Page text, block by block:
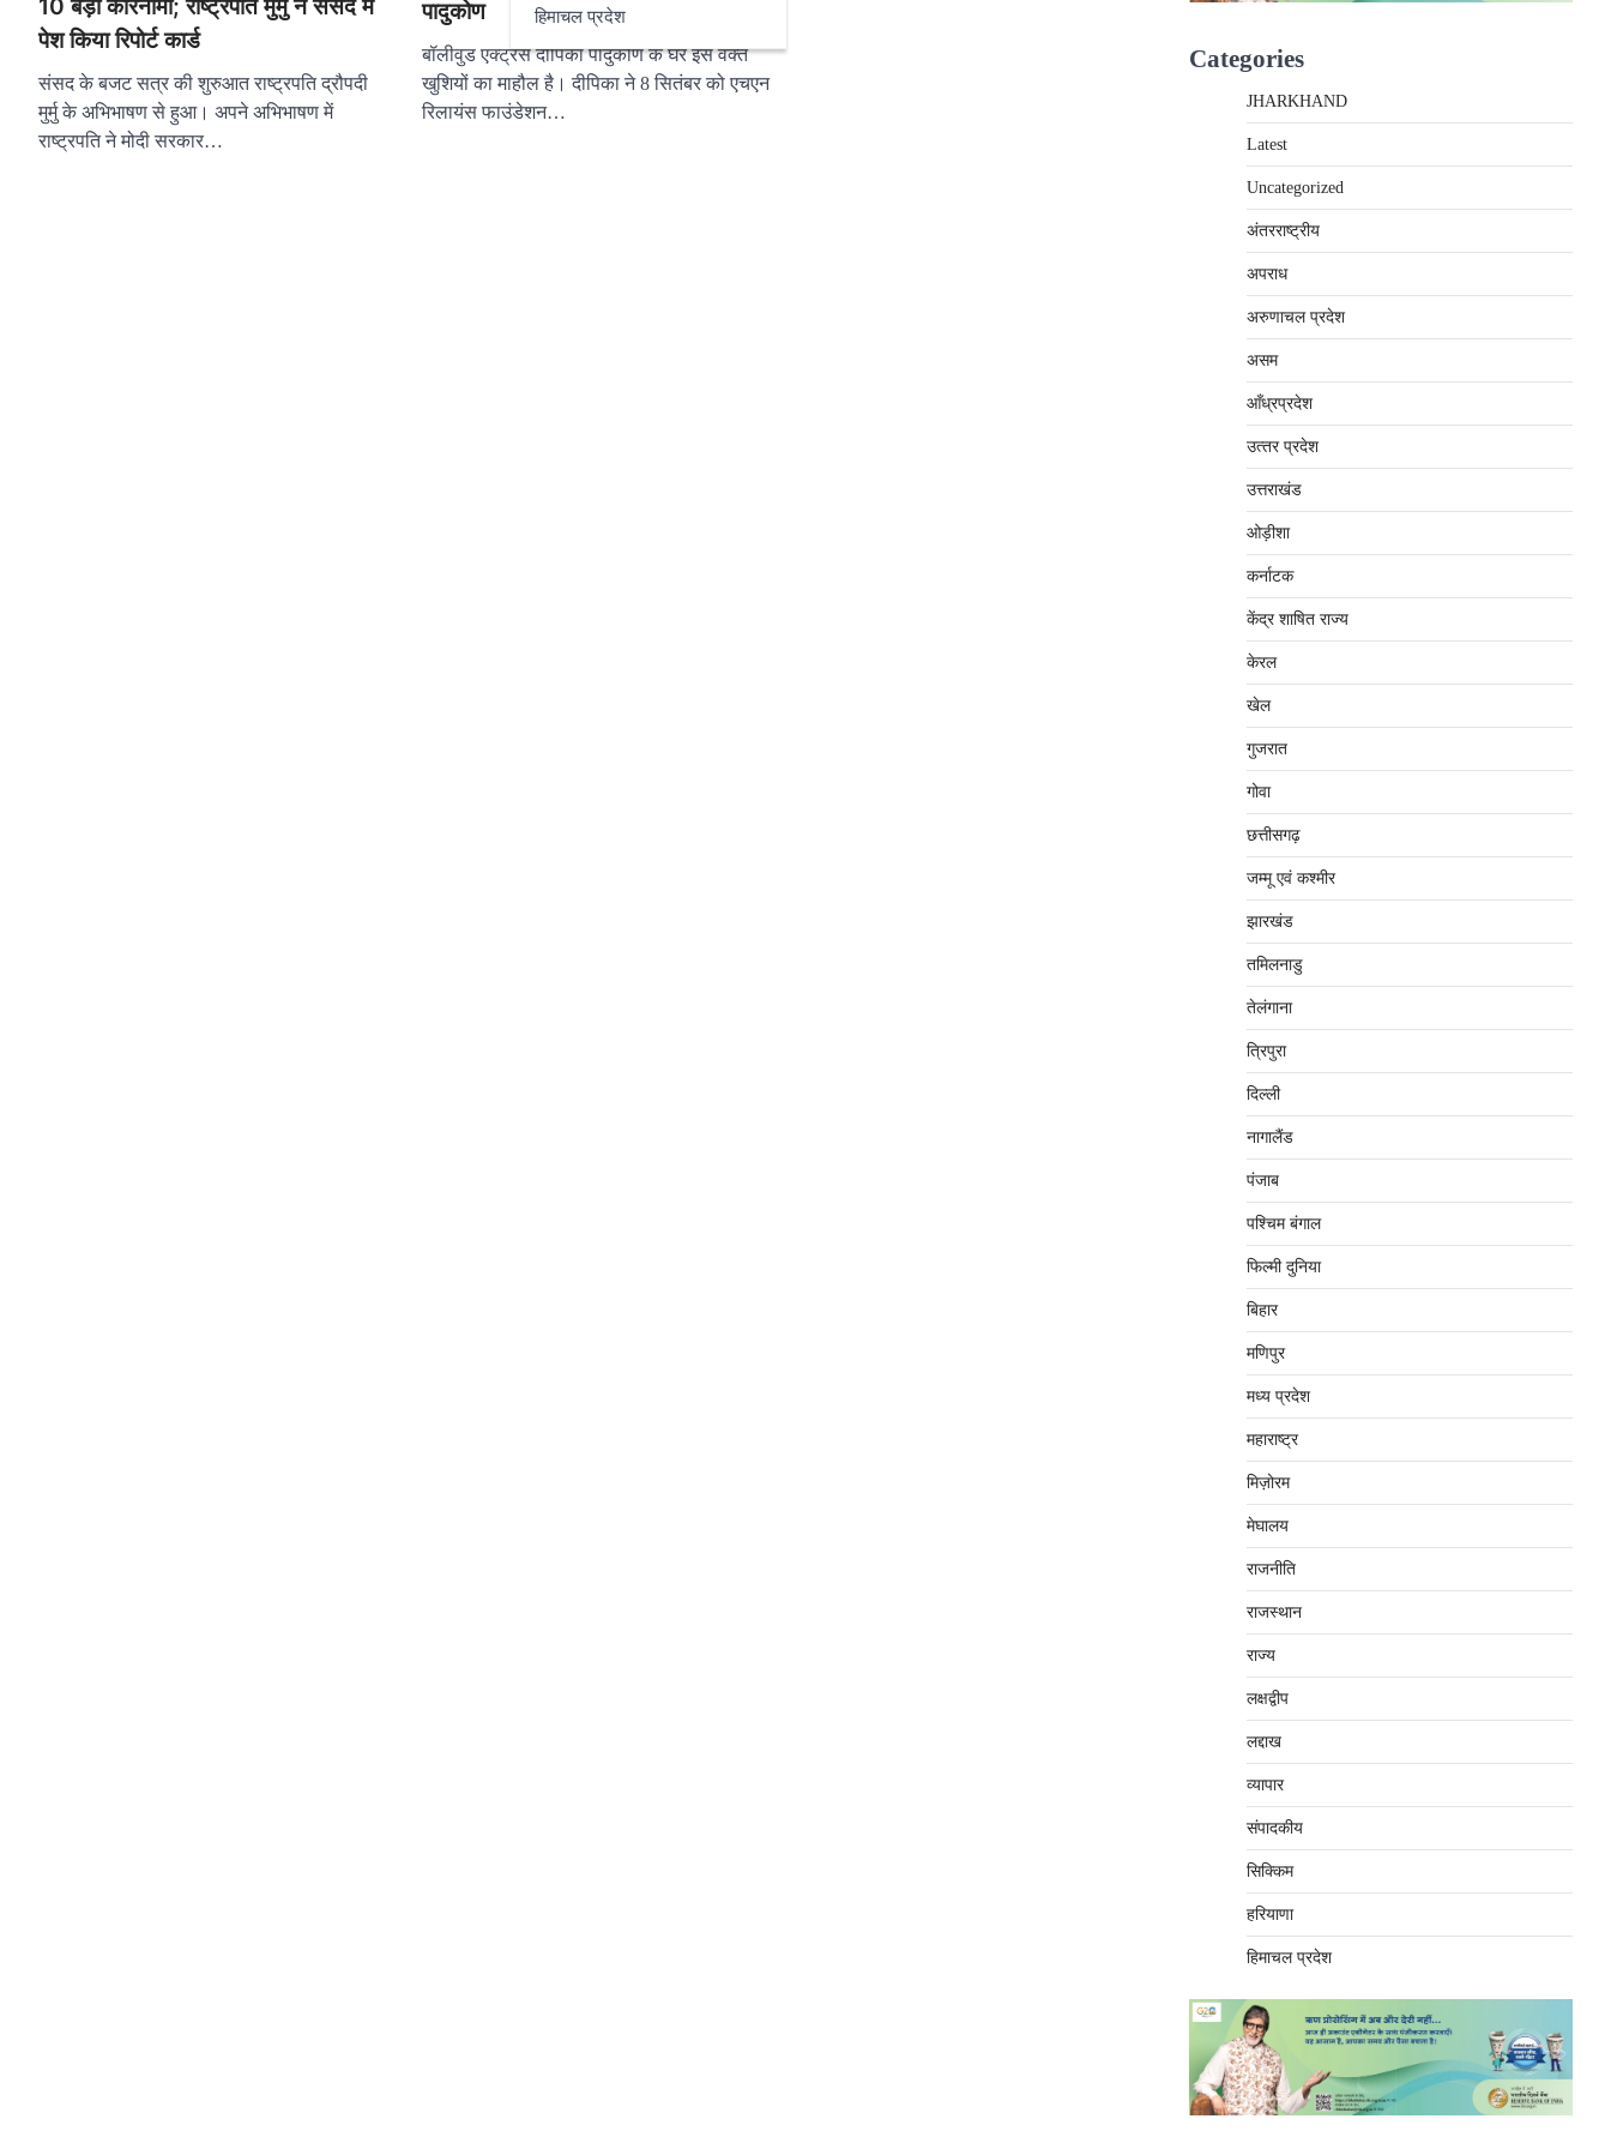
हिमाचल प्रदेश
10 बड़ा कारनामा; राष्ट्रपति मुर्मु ने संसद में
पेश किया रिपोर्ट कार्ड
संसद के बजट सत्र की शुरुआत राष्ट्रपति द्रौपदी
मुर्मु के अभिभाषण से हुआ। अपने अभिभाषण में
राष्ट्रपति ने मोदी सरकार…
पादुकोण
बॉलीवुड एक्ट्रेस दीपिका पादुकोण के घर इस वक्त
खुशियों का माहौल है। दीपिका ने 8 सितंबर को एचएन
रिलायंस फाउंडेशन…
Categories
JHARKHAND
Latest
Uncategorized
अंतरराष्‍ट्रीय
अपराध
अरुणाचल प्रदेश
असम
आँध्रप्रदेश
उत्‍तर प्रदेश
उत्तराखंड
ओड़ीशा
कर्नाटक
केंद्र शाषित राज्य
केरल
खेल
गुजरात
गोवा
छत्तीसगढ़
जम्‍मू एवं कश्‍मीर
झारखंड
तमिलनाडु
तेलंगाना
त्रिपुरा
दिल्‍ली
नागालैंड
पंजाब
पश्चिम बंगाल
फिल्मी दुनिया
बिहार
मणिपुर
मध्‍य प्रदेश
महाराष्‍ट्र
मिज़ोरम
मेघालय
राजनीति
राजस्थान
राज्य
लक्षद्वीप
लद्दाख
व्यापार
संपादकीय
सिक्किम
हरियाणा
हिमाचल प्रदेश